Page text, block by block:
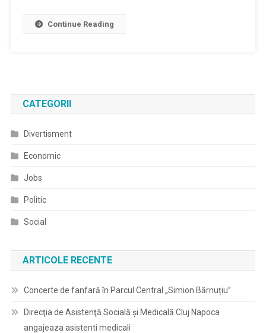
Continue Reading
CATEGORII
Divertisment
Economic
Jobs
Politic
Social
ARTICOLE RECENTE
Concerte de fanfară în Parcul Central „Simion Bărnuțiu”
Direcţia de Asistenţă Socială şi Medicală Cluj Napoca
angajeaza asistenti medicali